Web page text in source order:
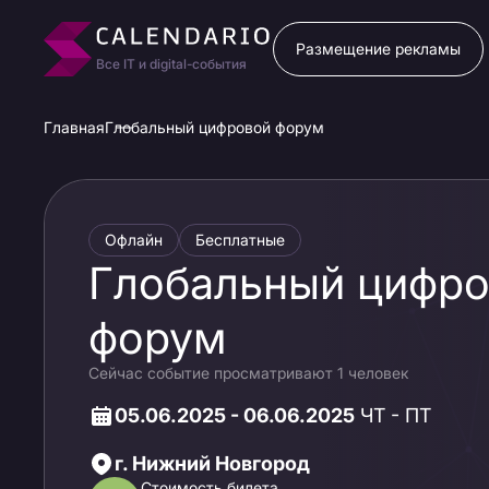
Все IT и digital-события
Размещение рекламы
ГлавнаяГлобальный цифровой форум
Офлайн Бесплатные
Глобальный
форум
Сейчас событие просматривают 1 человек
05.06.2025 - 06.06.2025 ЧТ - ПТ
г. Нижний Новгород